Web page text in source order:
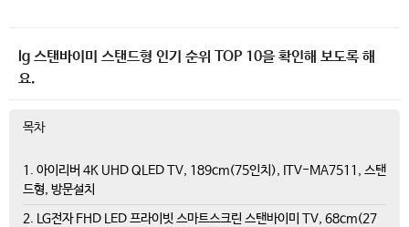
lg 스탠바이미 스탠드형 인기 순위 TOP 10을 확인해 보도록 해
요.
목차
1. 아이리버 4K UHD QLED TV, 189cm(75인치), ITV-MA7511, 스탠
드형, 방문설치
2. LG전자 FHD LED 프라이빗 스마트스크린 스탠바이미 TV, 68cm(27